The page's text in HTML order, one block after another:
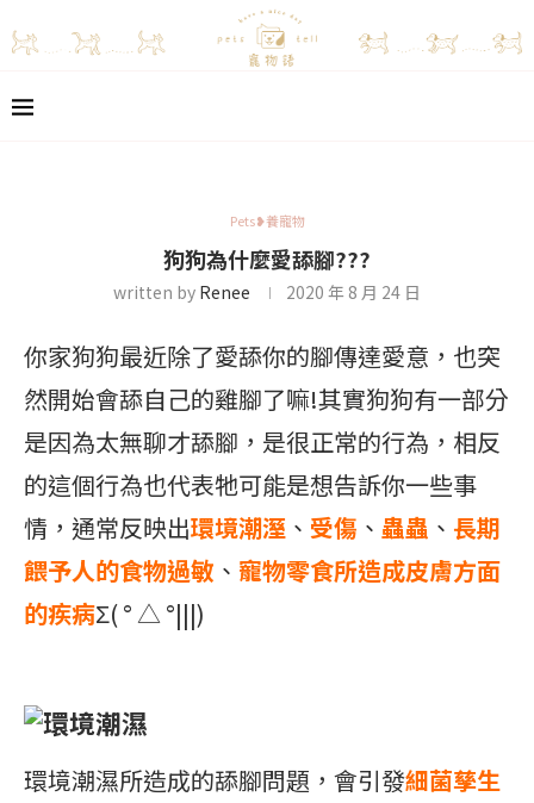
Pets❥養寵物
狗狗為什麼愛舔腳???
written by Renee 2020 年 8 月 24 日
你家狗狗最近除了愛舔你的腳傳達愛意，也突
然開始會舔自己的雞腳了嘛!其實狗狗有一部分
是因為太無聊才舔腳，是很正常的行為，相反
的這個行為也代表牠可能是想告訴你一些事
情，通常反映出環境潮溼 、 受傷 、 蟲蟲 、 長期
餵予人的食物過敏 、 寵物零食所造成皮膚方面
的疾病Σ( ° △ °|||)
環境潮濕
環境潮濕所造成的舔腳問題，會引發細菌孳生